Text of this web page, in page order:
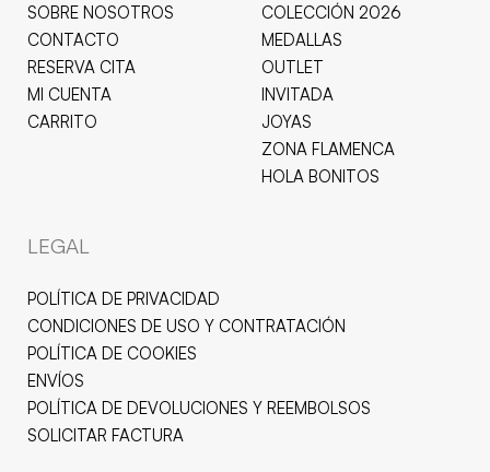
SOBRE NOSOTROS
CONTACTO
RESERVA CITA
MI CUENTA
CARRITO
COLECCIÓN 2026
MEDALLAS
OUTLET
INVITADA
JOYAS
ZONA FLAMENCA
HOLA BONITOS
LEGAL
POLÍTICA DE PRIVACIDAD
CONDICIONES DE USO Y CONTRATACIÓN
POLÍTICA DE COOKIES
ENVÍOS
POLÍTICA DE DEVOLUCIONES Y REEMBOLSOS
SOLICITAR FACTURA